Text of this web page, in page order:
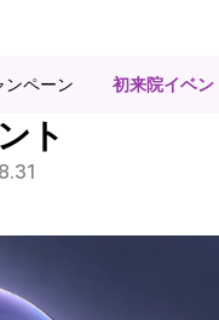
ンペーン 初来院イベン
クリニック
ト